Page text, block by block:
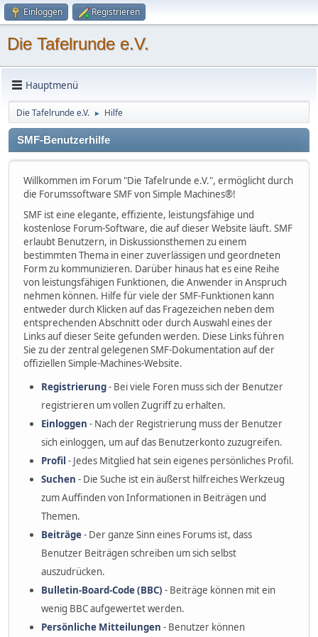
Einloggen Registrieren
Die Tafelrunde e.V.
Hauptmenü
Die Tafelrunde e.V. ► Hilfe
SMF-Benutzerhilfe
Willkommen im Forum "Die Tafelrunde e.V.", ermöglicht durch
die Forumssoftware SMF von Simple Machines®!
SMF ist eine elegante, effiziente, leistungsfähige und
kostenlose Forum-Software, die auf dieser Website läuft. SMF
erlaubt Benutzern, in Diskussionsthemen zu einem
bestimmten Thema in einer zuverlässigen und geordneten
Form zu kommunizieren. Darüber hinaus hat es eine Reihe
von leistungsfähigen Funktionen, die Anwender in Anspruch
nehmen können. Hilfe für viele der SMF-Funktionen kann
entweder durch Klicken auf das Fragezeichen neben dem
entsprechenden Abschnitt oder durch Auswahl eines der
Links auf dieser Seite gefunden werden. Diese Links führen
Sie zu der zentral gelegenen SMF-Dokumentation auf der
offiziellen Simple-Machines-Website.
Registrierung- Bei viele Foren muss sich der Benutzer
registrieren um vollen Zugriff zu erhalten.
Einloggen - Nach der Registrierung muss der Benutzer
sich einloggen, um auf das Benutzerkonto zuzugreifen.
Profil - Jedes Mitglied hat sein eigenes persönliches Profil.
Suchen - Die Suche ist ein äußerst hilfreiches Werkzeug
zum Auffinden von Informationen in Beiträgen und
Themen.
Beiträge- Der ganze Sinn eines Forums ist, dass
Benutzer Beiträgen schreiben um sich selbst
auszudrücken.
Bulletin-Board-Code (BBC) - Beiträge können mit ein
wenig BBC aufgewertet werden.
Persönliche Mitteilungen - Benutzer können